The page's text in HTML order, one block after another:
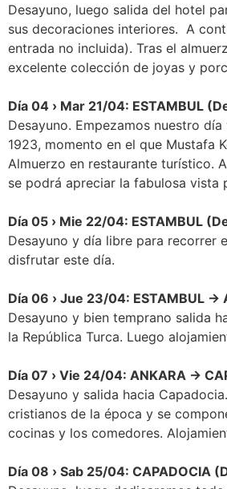
Desayuno, luego salida del hotel
sus decoraciones interiores. A
entrada no incluida). Tras el
excelente colección de joyas y
Día 04 › Mar 21/04: ESTAMBUL
Desayuno. Empezamos nuestro
1923, momento en el que Mustafa
Almuerzo en restaurante turístico.
se podrá apreciar la fabulosa vista
Día 05 › Mie 22/04: ESTAMBUL
Desayuno y día libre para recorrer
disfrutar este día.
Día 06 › Jue 23/04: ESTAMBUL →
Desayuno y bien temprano salida
la República Turca. Luego
Día 07 › Vie 24/04: ANKARA →
Desayuno y salida hacia
cristianos de la época y se
cocinas y los comedores.
Día 08 › Sab 25/04: CAPADOCIA